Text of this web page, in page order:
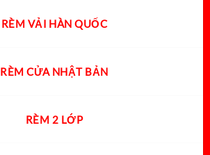
RÈM VẢI HÀN QUỐC
RÈM CỬA NHẬT BẢN
RÈM 2 LỚP